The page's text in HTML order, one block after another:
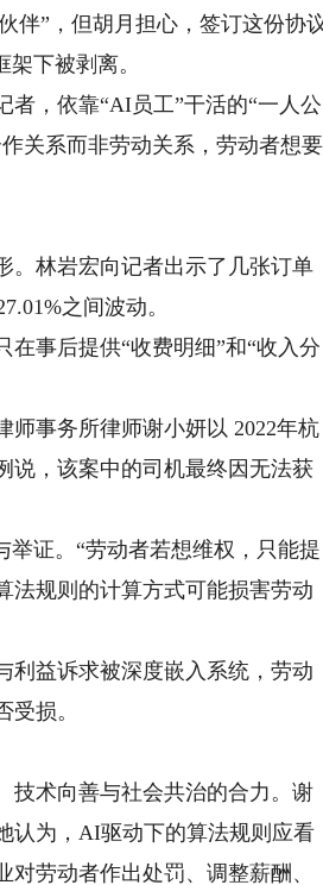
伴”，但胡月担心，签订这份协
下被剥离。
，依靠“AI员工”干活的“一人公
关系而非劳动关系，劳动者想要
林岩宏向记者出示了几张订单
之间波动。
事后提供“收费明细”和“收入分
事务所律师谢小妍以 2022年杭
说，该案中的司机最终因无法获
证。“劳动者若想维权，只能提
法规则的计算方式可能损害劳动
益诉求被深度嵌入系统，劳动
损。
术向善与社会共治的合力。谢
认为，AI驱动下的算法规则应看
劳动者作出处罚、调整薪酬、